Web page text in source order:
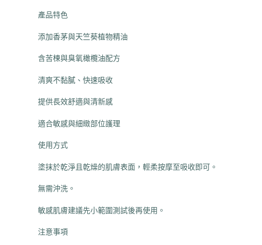
產品特色
添加香茅與天竺葵植物精油
含苦楝與臭氧橄欖油配方
清爽不黏膩、快速吸收
提供長效舒適與清新感
適合敏感與細緻部位護理
使用方式
塗抹於乾淨且乾燥的肌膚表面，輕柔按摩至吸收即可。
無需沖洗。
敏感肌膚建議先小範圍測試後再使用。
注意事項